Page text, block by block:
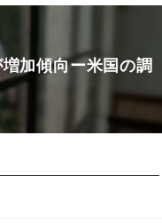
加傾向ー米国の調